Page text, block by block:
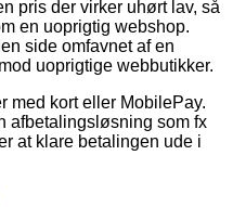
pris der virker uhørt lav, så
en uoprigtig webshop.
side omfavnet af en
uoprigtige webbutikker.
med kort eller MobilePay.
afbetalingsløsning som fx
at klare betalingen ude i